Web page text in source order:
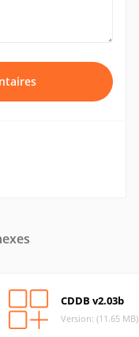
CDDB v2.03b
Version: (11.65 MB)